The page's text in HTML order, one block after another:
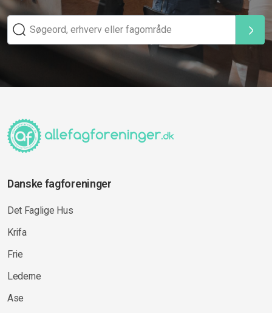
Danske fagforeninger
Det Faglige Hus
Krifa
Frie
Lederne
Ase